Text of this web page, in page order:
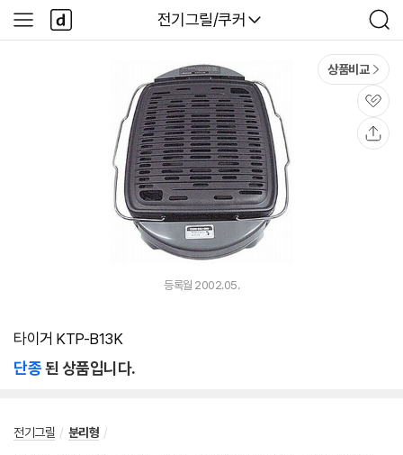
다나와
전기그릴/쿠커
검
색
사
이
다
나
와
상품비교
관
심
등록월 2002.05.
타이거 KTP-B13K
단종된 상품입니다.
전기그릴 / 분리형 /